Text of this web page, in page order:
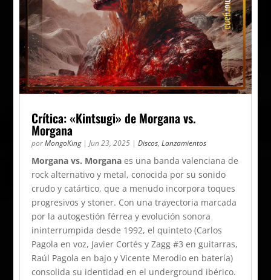
Crítica: «Kintsugi» de Morgana vs.
Morgana
porMongoKing|Jun 23, 2025 |Discos,Lanzamientos
Morgana vs. Morgana es una banda valenciana de
rock alternativo y metal, conocida por su sonido
crudo y catártico, que a menudo incorpora toques
progresivos y stoner. Con una trayectoria marcada
por la autogestión férrea y evolución sonora
ininterrumpida desde 1992, el quinteto (Carlos
Pagola en voz, Javier Cortés y Zagg #3 en guitarras,
Raúl Pagola en bajo y Vicente Merodio en batería)
consolida su identidad en el underground ibérico.